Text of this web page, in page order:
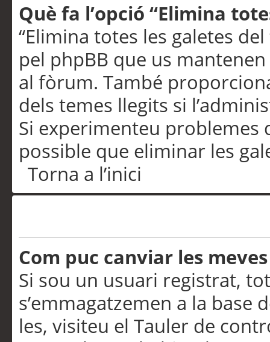
Què fa l’opció “Elimina
“Elimina totes les galetes
pel phpBB que us
al fòrum. També
dels temes llegits si
Si experimenteu problemes
possible que eliminar les
Torna a l’inici
Com puc canviar les
Si sou un usuari registrat,
s’emmagatzemen a la
les, visiteu el Tauler de